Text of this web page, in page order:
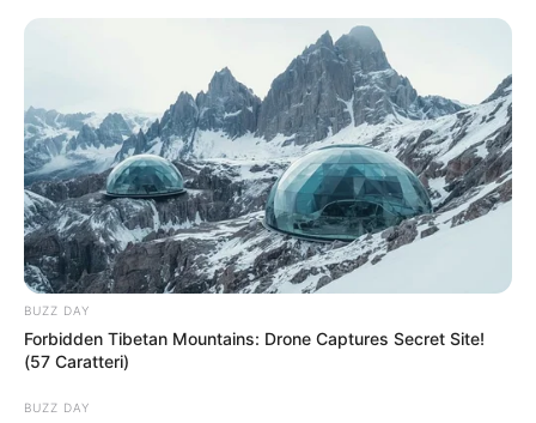
BUZZ DAY
Forbidden Tibetan Mountains: Drone Captures Secret Site!
(57 Caratteri)
BUZZ DAY